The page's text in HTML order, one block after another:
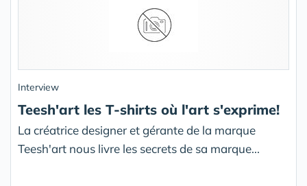
Interview
Teesh'art les T-shirts où l'art s'exprime!
La créatrice designer et gérante de la marque
Teesh'art nous livre les secrets de sa marque...